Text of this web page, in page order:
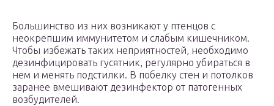
Большинство из них возникают у птенцов с
неокрепшим иммунитетом и слабым кишечником.
Чтобы избежать таких неприятностей, необходимо
дезинфицировать гусятник, регулярно убираться в
нем и менять подстилки. В побелку стен и потолков
заранее вмешивают дезинфектор от патогенных
возбудителей.